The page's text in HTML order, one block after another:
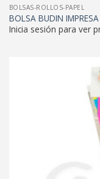
BOLSAS-ROLLOS-PAPEL
BOLSA BUDIN
Inicia sesión para ver